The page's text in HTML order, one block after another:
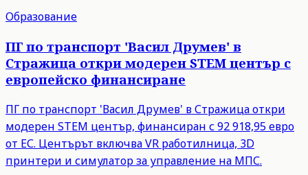
Образование
ПГ по транспорт 'Васил Друмев' в
Стражица откри модерен STEM център с
европейско финансиране
ПГ по транспорт 'Васил Друмев' в Стражица откри
модерен STEM център, финансиран с 92 918,95 евро
от ЕС. Центърът включва VR работилница, 3D
принтери и симулатор за управление на МПС.